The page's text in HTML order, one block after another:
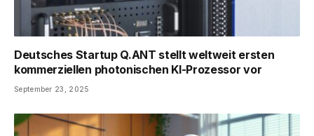
Deutsches Startup Q.ANT stellt weltweit ersten
kommerziellen photonischen KI-Prozessor vor
September 23, 2025